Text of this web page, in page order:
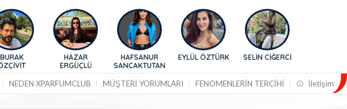
ERGÜÇLÜ
HAFSANUR
SANCAKTUTAN
EYLÜL ÖZTÜRK SELİN CİĞERCİ
BURCU
NEDEN XPARFUMCLUB MÜŞTERİ YORUMLARI FENOMENLERİN TERCİHİ İletişim